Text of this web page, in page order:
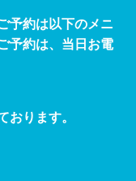
予約は以下のメニ
予約は、当日お電
おります。